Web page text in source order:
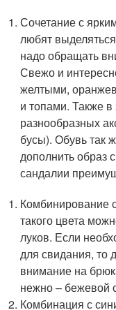
Сочетание с
любят
надо обращать
Свежо и
желтыми,
и топами. Также в
разнообразных
бусы). Обувь так
дополнить образ
сандалии
такого цвета
луков. Если
для свидания, то
внимание на
нежно – бежевой
Комбинация с